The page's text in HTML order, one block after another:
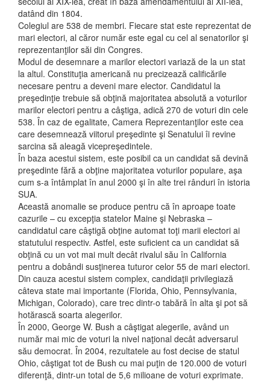
datând din 1804.
Colegiul are 538 de membri. Fiecare stat este reprezentat de
mari electori, al căror număr este egal cu cel al senatorilor şi
reprezentanţilor săi din Congres.
Modul de desemnare a marilor electori variază de la un stat
la altul. Constituţia americană nu precizează calificările
necesare pentru a deveni mare elector. Candidatul la
preşedinţie trebuie să obţină majoritatea absolută a voturilor
marilor electori pentru a câştiga, adică 270 de voturi din cele
538. În caz de egalitate, Camera Reprezentanţilor este cea
care desemnează viitorul preşedinte şi Senatului îi revine
sarcina să aleagă vicepreşedintele.
În baza acestui sistem, este posibil ca un candidat să devină
preşedinte fără a obţine majoritatea voturilor populare, aşa
cum s-a întâmplat în anul 2000 şi în alte trei rânduri în istoria
SUA.
Această anomalie se produce pentru că în aproape toate
cazurile – cu excepţia statelor Maine şi Nebraska –
candidatul care câştigă obţine automat toţi marii electori ai
statutului respectiv. Astfel, este suficient ca un candidat să
obţină cu un vot mai mult decât rivalul său în California
pentru a dobândi susţinerea tuturor celor 55 de mari electori.
Din cauza acestui sistem complex, candidaţii privilegiază
câteva state mai importante (Florida, Ohio, Pennsylvania,
Michigan, Colorado), care trec dintr-o tabără în alta şi pot să
hotărască soarta alegerilor.
În 2000, George W. Bush a câştigat alegerile, având un
număr mai mic de voturi la nivel naţional decât adversarul
său democrat. În 2004, rezultatele au fost decise de statul
Ohio, câştigat tot de Bush cu mai puţin de 120.000 de voturi
diferenţă, dintr-un total de 5,6 milioane de voturi exprimate.